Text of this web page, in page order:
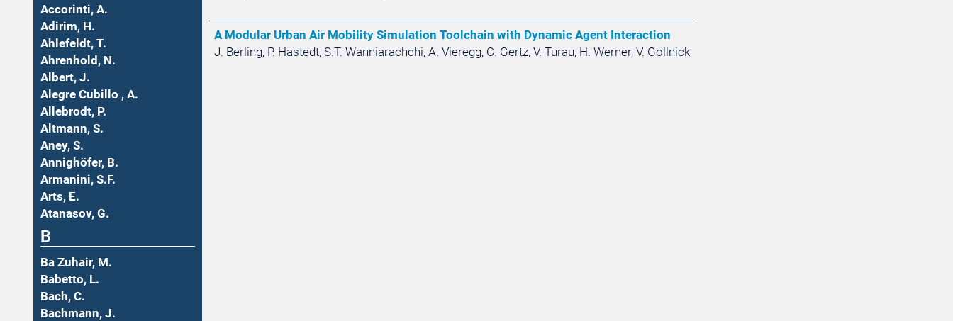
Accorinti, A.
Adirim, H.
Ahlefeldt, T.
Ahrenhold, N.
Albert, J.
Alegre Cubillo , A.
Allebrodt, P.
Altmann, S.
Aney, S.
Annighöfer, B.
Armanini, S.F.
Arts, E.
Atanasov, G.
B
Ba Zuhair, M.
Babetto, L.
Bach, C.
Bachmann, J.
A Modular Urban Air Mobility Simulation Toolchain with Dynamic Agent Interaction
J. Berling, P. Hastedt, S.T. Wanniarachchi, A. Vieregg, C. Gertz, V. Turau, H. Werner, V. Gollnick